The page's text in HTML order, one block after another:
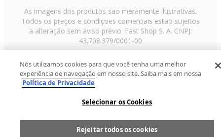
As imagens dos produtos são meramente ilustrativas.
Todos os preços e condições comerciais estão sujeitos
a alteração sem aviso prévio. Fast Shop S. A. CNPJ:
43.708.379/0001-00
Paulo/SP, CEP 02029-001, Telefone: 11 3003-3728 ©
2013 Fast Shop - Todos os direitos reservadosRF
Nós utilizamos cookies para que você tenha uma melhor
experiência de navegação em nosso site. Saiba mais em nossa
Política de Privacidade
Selecionar os Cookies
Rejeitar todos os cookies